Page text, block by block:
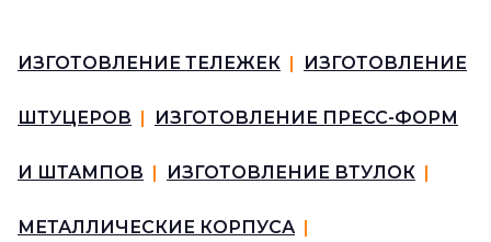
ИЗГОТОВЛЕНИЕ ТЕЛЕЖЕК ИЗГОТОВЛЕНИЕ
ШТУЦЕРОВ ИЗГОТОВЛЕНИЕ ПРЕСС-ФОРМ
И ШТАМПОВ ИЗГОТОВЛЕНИЕ ВТУЛОК
МЕТАЛЛИЧЕСКИЕ КОРПУСА